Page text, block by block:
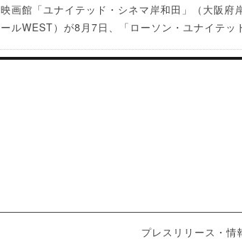
映画館「ユナイテッド・シネマ岸和田」（大阪府
ールWEST）が8月7日、「ローソン・ユナイテッ
プレスリリース・情